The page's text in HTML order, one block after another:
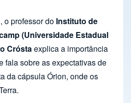
o professor do Instituto de
(Universidade Estadual
Cróstaexplica a importância
fala sobre as expectativas de
da cápsula Órion, onde os